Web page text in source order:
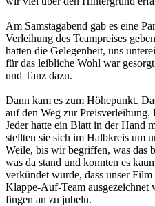
Am Samstagabend gab es eine
Verleihung des Teampreises
hatten die Gelegenheit, uns
für das leibliche Wohl war
und Tanz dazu.
Dann kam es zum Höhepunkt.
auf den Weg zur Preisverleihung.
Jeder hatte ein Blatt in der Hand
stellten sie sich im Halbkreis um
Weile, bis wir begriffen, was das
was da stand und konnten es
verkündet wurde, dass unser
Klappe-Auf-Team ausgezeichnet
fingen an zu jubeln.